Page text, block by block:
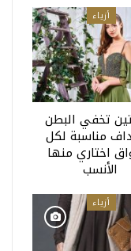
أزياء
تخفي البطن
مناسبة لكل
اختاري منها
الأنسب
أزياء